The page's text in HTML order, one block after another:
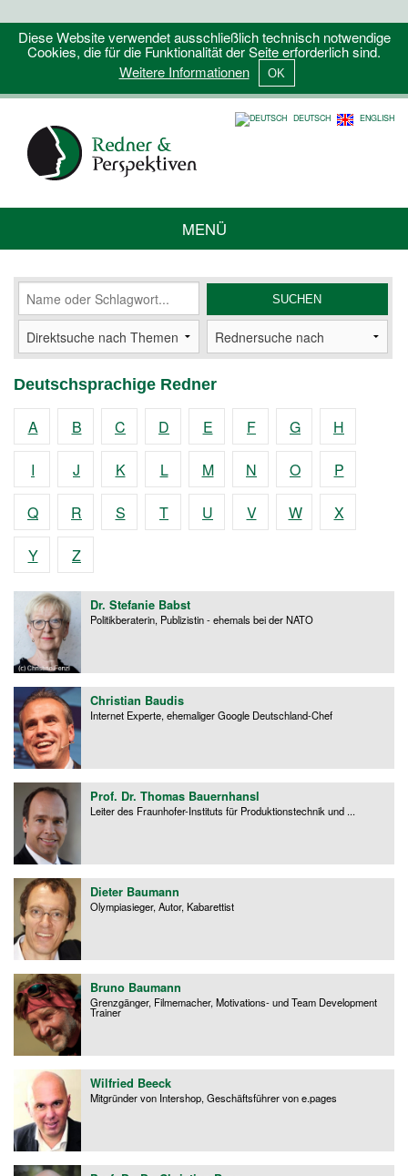
Diese Website verwendet ausschließlich technisch notwendige
Cookies, die für die Funktionalität der Seite erforderlich sind.
Weitere Informationen
DEUTSCH ENGLISH
MENÜ
Deutschsprachige Redner
A B C D E F G H
I J K L M N O P
Q R S T U V W X
Y Z
Dr. Stefanie Babst
Politikberaterin, Publizistin - ehemals bei der NATO
Christian Baudis
Internet Experte, ehemaliger Google Deutschland-Chef
Prof. Dr. Thomas Bauernhansl
Leiter des Fraunhofer-Instituts für Produktionstechnik und ...
Dieter Baumann
Olympiasieger, Autor, Kabarettist
Bruno Baumann
Grenzgänger, Filmemacher, Motivations- und Team Development
Trainer
Wilfried Beeck
Mitgründer von Intershop, Geschäftsführer von e.pages